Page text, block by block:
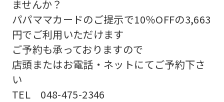
ませんか？
パパママカードのご提示で10％OFFの3,663
円でご利用いただけます
ご予約も承っておりますので
店頭またはお電話・ネットにてご予約下さ
い
TEL 048-475-2346